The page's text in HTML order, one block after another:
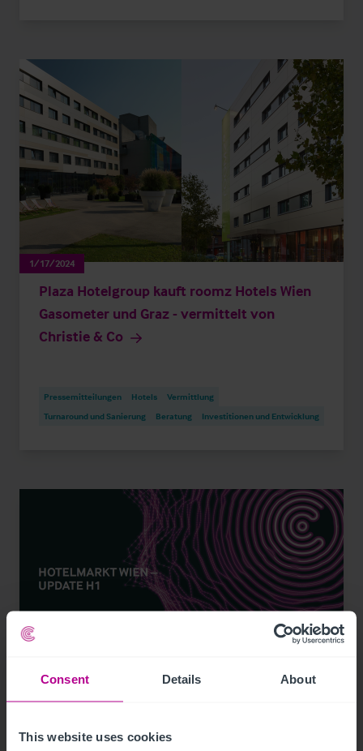
Consent Details About
This website uses cookies
1/17/2024
Plaza Hotelgroup kauft roomz Hotels Wien
Gasometer und Graz - vermittelt von
Christie & Co
Pressemitteilungen Hotels
Vermittlung
Turnaround und Sanierung
Beratung Investitionen und Entwicklung